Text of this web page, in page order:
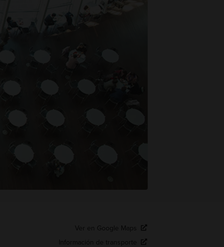
Ver en Google Maps
Información de transporte